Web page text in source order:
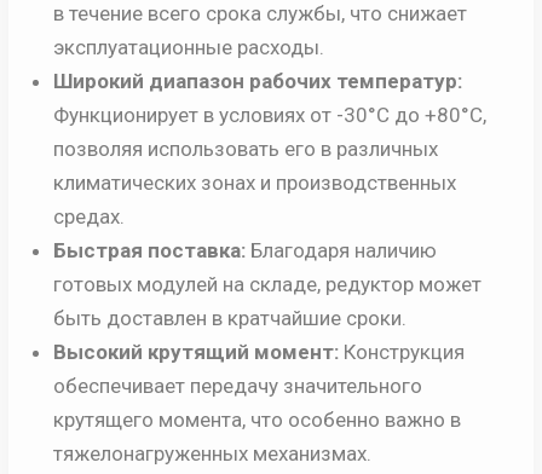
в течение всего срока службы, что снижает
эксплуатационные расходы.
Широкий диапазон рабочих температур:
Функционирует в условиях от -30°C до +80°C,
позволяя использовать его в различных
климатических зонах и производственных
средах.
Быстрая поставка:Благодаря наличию
готовых модулей на складе, редуктор может
быть доставлен в кратчайшие сроки.
Высокий крутящий момент:Конструкция
обеспечивает передачу значительного
крутящего момента, что особенно важно в
тяжелонагруженных механизмах.